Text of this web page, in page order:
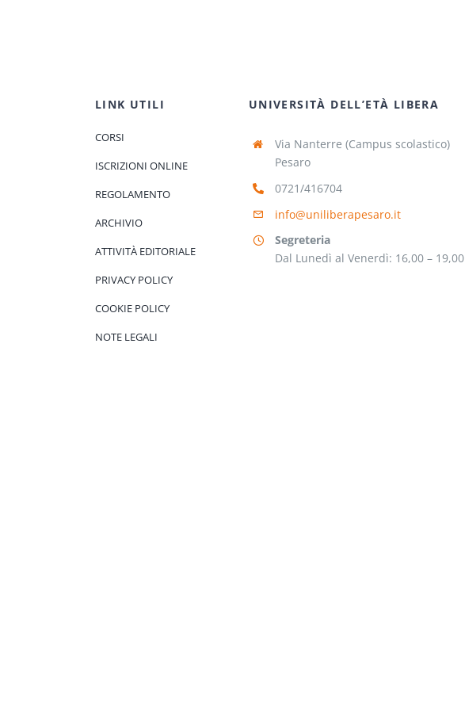
LINK UTILI
CORSI
ISCRIZIONI ONLINE
REGOLAMENTO
ARCHIVIO
ATTIVITÀ EDITORIALE
PRIVACY POLICY
COOKIE POLICY
NOTE LEGALI
UNIVERSITÀ DELL’ETÀ LIBERA
Via Nanterre (Campus scolastico)
Pesaro
0721/416704
info@uniliberapesaro.it
Segreteria
Dal Lunedì al Venerdì: 16,00 – 19,00